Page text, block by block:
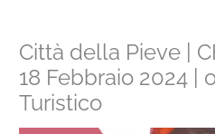
Città della Pieve |
18 Febbraio 2024 |
Turistico